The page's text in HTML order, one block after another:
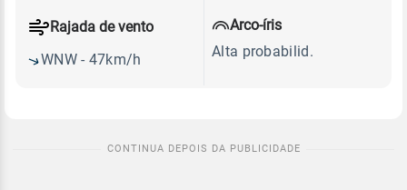
Rajada de vento
WNW - 47km/h
Arco-íris
Alta probabilid.